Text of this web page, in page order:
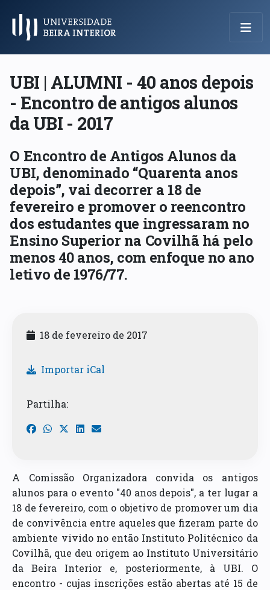
Menu Principal
UBI | ALUMNI - 40 anos depois
- Encontro de antigos alunos
da UBI - 2017
O Encontro de Antigos Alunos da
UBI, denominado “Quarenta anos
depois”, vai decorrer a 18 de
fevereiro e promover o reencontro
dos estudantes que ingressaram no
Ensino Superior na Covilhã há pelo
menos 40 anos, com enfoque no ano
letivo de 1976/77.
18 de fevereiro de 2017
Importar iCal
Partilha:
A Comissão Organizadora convida os antigos
alunos para o evento "40 anos depois", a ter lugar a
18 de fevereiro, com o objetivo de promover um dia
de convivência entre aqueles que fizeram parte do
ambiente vivido no então Instituto Politécnico da
Covilhã, que deu origem ao Instituto Universitário
da Beira Interior e, posteriormente, à UBI. O
encontro - cujas inscrições estão abertas até 15 de